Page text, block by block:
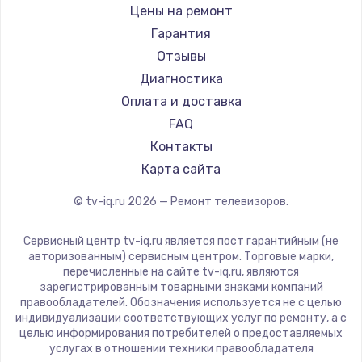
Замена видеокарты
1600 руб.
Ремонт разъема питания
880 руб.
Заказать
Замена видеочипа
Заказать
Замена северного моста
2600 руб.
Заказать
Daewoo
Centek
Telefunken
Hyundai
Doffler
Hiper
Grundig
HITACHI
Yandex
National
iFFALCON
Tuvio
Nord
Цены на ремонт
Гарантия
Отзывы
Диагностика
Оплата и доставка
FAQ
Контакты
Карта сайта
© tv-iq.ru 2026 — Ремонт телевизоров.
Сервисный центр tv-iq.ru является пост гарантийным (не
авторизованным) сервисным центром. Торговые марки,
перечисленные на сайте tv-iq.ru, являются
зарегистрированным товарными знаками компаний
правообладателей. Обозначения используется не с целью
индивидуализации соответствующих услуг по ремонту, а с
целью информирования потребителей о предоставляемых
услугах в отношении техники правообладателя